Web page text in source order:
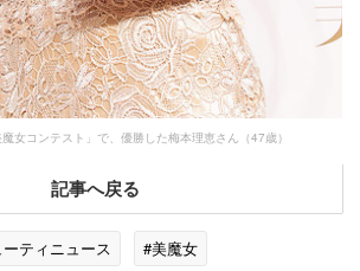
女コンテスト」で、優勝した梅本理恵さん（47歳）
記事へ戻る
ティニュース
#美魔女